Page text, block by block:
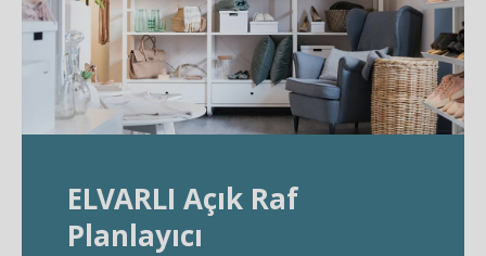
ELVARLI Açık Raf
Planlayıcı